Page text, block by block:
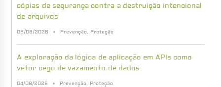
cópias de segurança contra a destruição intencional
de arquivos
06/08/2026 Prevenção, Proteção
A exploração da lógica de aplicação em APIs como
vetor cego de vazamento de dados
04/08/2026 Prevenção, Proteção